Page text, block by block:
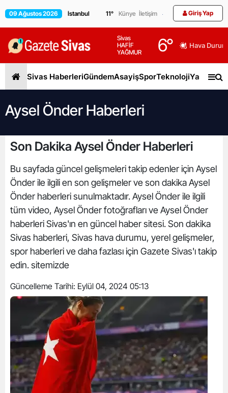
09 Ağustos 2026 11° Künye İletişim Giriş Yap
Sivas
HAFİF
YAĞMUR
6° Hava
Sivas HaberleriGündemAsayişSporTeknolojiYaşam
Aysel Önder Haberleri
Son Dakika Aysel Önder Haberleri
Bu sayfada güncel gelişmeleri takip edenler için Aysel
Önder ile ilgili en son gelişmeler ve son dakika Aysel
Önder haberleri sunulmaktadır. Aysel Önder ile ilgili
tüm video, Aysel Önder fotoğrafları ve Aysel Önder
haberleri Sivas'ın en güncel haber sitesi. Son dakika
Sivas haberleri, Sivas hava durumu, yerel gelişmeler,
spor haberleri ve daha fazlası için Gazete Sivas'ı takip
edin. sitemizde
Güncelleme Tarihi: Eylül 04, 2024 05:13